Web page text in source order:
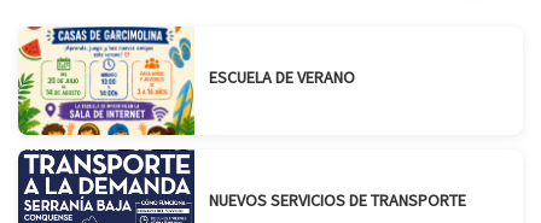
ESCUELA DE VERANO
NUEVOS SERVICIOS DE TRANSPORTE